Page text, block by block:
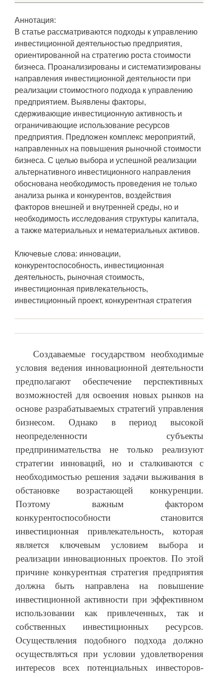
Аннотация:
В статье рассматриваются подходы к управлению
инвестиционной деятельностью предприятия,
ориентированной на стратегию роста стоимости
бизнеса. Проанализированы и систематизированы
направления инвестиционной деятельности при
реализации стоимостного подхода к управлению
предприятием. Выявлены факторы,
сдерживающие инвестиционную активность и
ограничивающие использование ресурсов
предприятия. Предложен комплекс мероприятий,
направленных на повышения рыночной стоимости
бизнеса. С целью выбора и успешной реализации
альтернативного инвестиционного направления
обоснована необходимость проведения не только
анализа рынка и конкурентов, воздействия
факторов внешней и внутренней среды, но и
необходимость исследования структуры капитала,
а также материальных и нематериальных активов.
Ключевые слова: инновации,
конкурентоспособность, инвестиционная
деятельность, рыночная стоимость,
инвестиционная привлекательность,
инвестиционный проект, конкурентная стратегия
Создаваемые государством необходимые
условия ведения инновационной деятельности
предполагают обеспечение перспективных
возможностей для освоения новых рынков на
основе разрабатываемых стратегий управления
бизнесом. Однако в период высокой
неопределенности субъекты
предпринимательства не только реализуют
стратегии инноваций, но и сталкиваются с
необходимостью решения задачи выживания в
обстановке возрастающей конкуренции.
Поэтому важным фактором
конкурентоспособности становится
инвестиционная привлекательность, которая
является ключевым условием выбора и
реализации инновационных проектов. По этой
причине конкурентная стратегия предприятия
должна быть направлена на повышение
инвестиционной активности при эффективном
использовании как привлеченных, так и
собственных инвестиционных ресурсов.
Осуществления подобного подхода должно
осуществляться при условии удовлетворения
интересов всех потенциальных инвесторов-